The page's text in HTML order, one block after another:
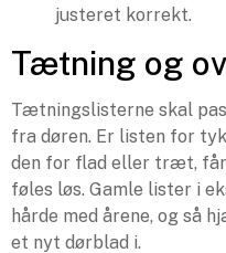
justeret korrekt.
Tætning og
Tætningslisterne skal
fra døren. Er listen for
den for flad eller træt,
føles løs. Gamle lister i
hårde med årene, og så
et nyt dørblad i.